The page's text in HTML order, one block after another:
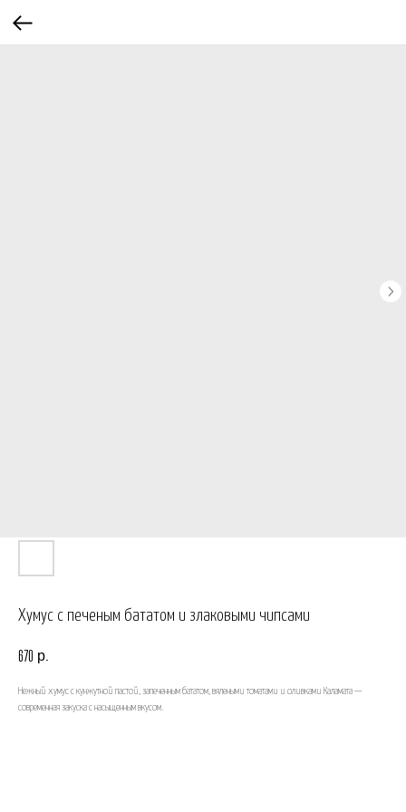
Хумус с печеным бататом и злаковыми чипсами
670 р.
Нежный хумус с кунжутной пастой, запеченным бататом, вялеными томатами и оливками Каламата —
современная закуска с насыщенным вкусом.